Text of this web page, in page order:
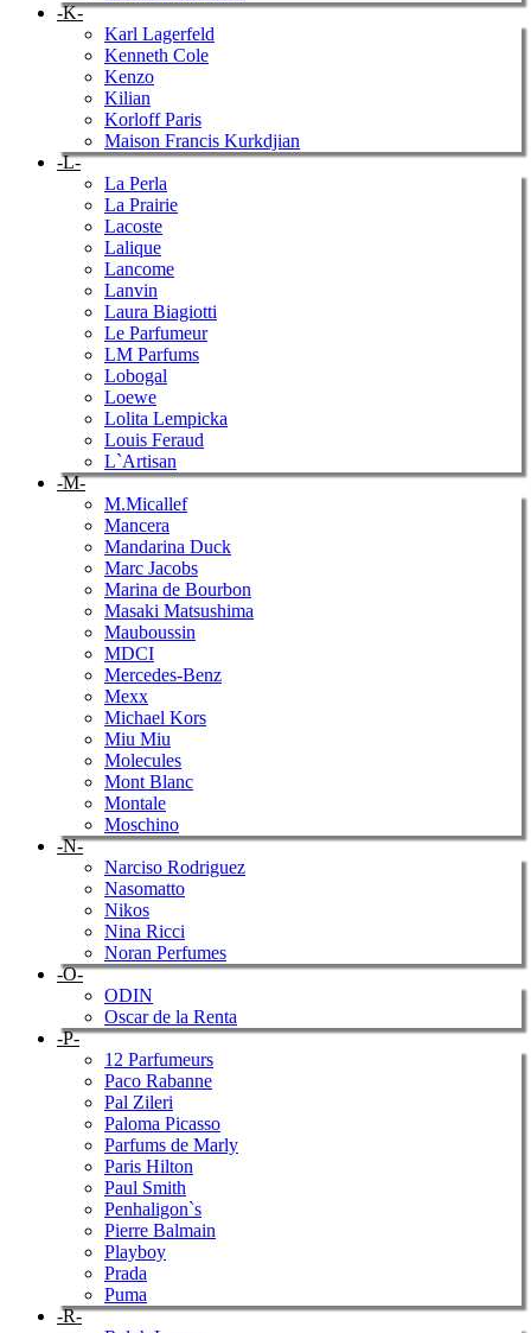
-K-
Karl Lagerfeld
Kenneth Cole
Kenzo
Kilian
Korloff Paris
Maison Francis Kurkdjian
-L-
La Perla
La Prairie
Lacoste
Lalique
Lancome
Lanvin
Laura Biagiotti
Le Parfumeur
LM Parfums
Lobogal
Loewe
Lolita Lempicka
Louis Feraud
L`Artisan
-M-
M.Micallef
Mancera
Mandarina Duck
Marc Jacobs
Marina de Bourbon
Masaki Matsushima
Mauboussin
MDCI
Mercedes-Benz
Mexx
Michael Kors
Miu Miu
Molecules
Mont Blanc
Montale
Moschino
-N-
Narciso Rodriguez
Nasomatto
Nikos
Nina Ricci
Noran Perfumes
-O-
ODIN
Oscar de la Renta
-P-
12 Parfumeurs
Paco Rabanne
Pal Zileri
Paloma Picasso
Parfums de Marly
Paris Hilton
Paul Smith
Penhaligon`s
Pierre Balmain
Playboy
Prada
Puma
-R-